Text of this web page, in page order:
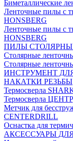
Биметаллические
Ленточные пилы с
HONSBERG
Ленточные пилы с
HONSBERG
ПИЛЫ СТОЛЯРНЫЕ
Столярные
Столярные
ИНСТРУМЕНТ
НАКАТКИ РЕЗЬБЫ
Термосверла
Термосверла
Метчик для
CENTERDRILL
Оснастка для
АКСЕССУАРЫ